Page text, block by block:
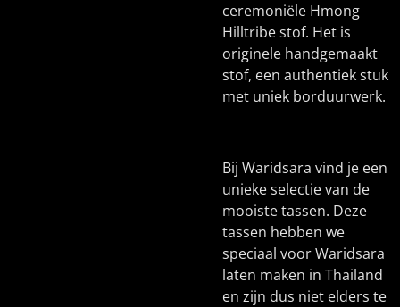
ceremoniële Hmong
Hilltribe stof. Het is
originele handgemaakt
stof, een authentiek stuk
met uniek borduurwerk.
Bij Waridsara vind je een
unieke selectie van de
mooiste tassen. Deze
tassen hebben we
speciaal voor Waridsara
laten maken in Thailand
en zijn dus niet elders te